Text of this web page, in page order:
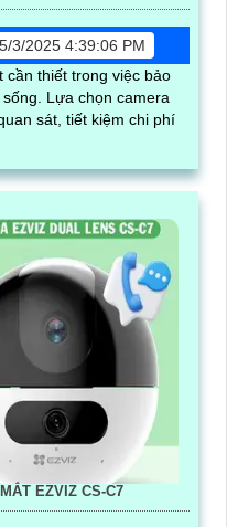
5/3/2025 4:39:06 PM
cần thiết trong việc bảo
camera
sát, tiết kiệm chi phí
EZVIZ CS-C7